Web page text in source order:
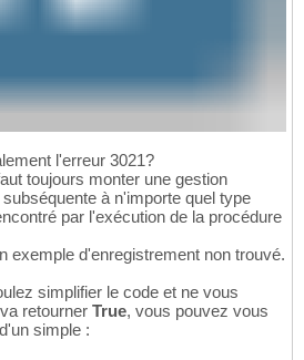
l'erreur 3021?
toujours monter une gestion
à n'importe quel type
par l'exécution de la procédure
exemple d'enregistrement non trouvé.
simplifier le code et ne vous
retourner True, vous pouvez vous
simple :